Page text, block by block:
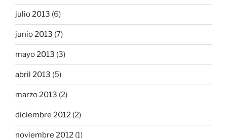
julio 2013 (6)
junio 2013 (7)
mayo 2013 (3)
abril 2013 (5)
marzo 2013 (2)
diciembre 2012 (2)
noviembre 2012 (1)